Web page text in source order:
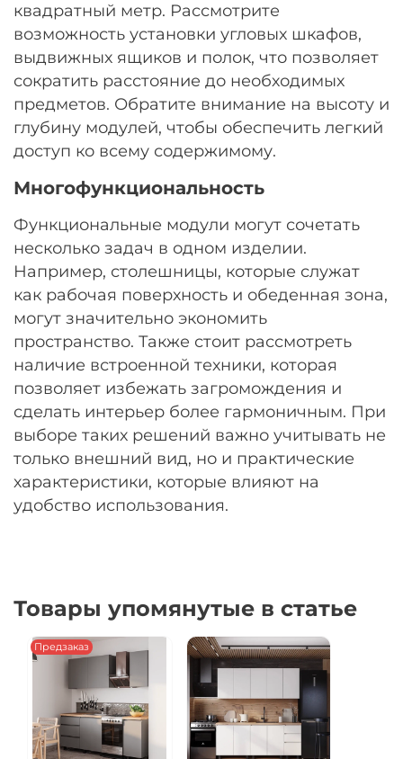
квадратный метр. Рассмотрите
возможность установки угловых шкафов,
выдвижных ящиков и полок, что позволяет
сократить расстояние до необходимых
предметов. Обратите внимание на высоту и
глубину модулей, чтобы обеспечить легкий
доступ ко всему содержимому.
Многофункциональность
Функциональные модули могут сочетать
несколько задач в одном изделии.
Например, столешницы, которые служат
как рабочая поверхность и обеденная зона,
могут значительно экономить
пространство. Также стоит рассмотреть
наличие встроенной техники, которая
позволяет избежать загромождения и
сделать интерьер более гармоничным. При
выборе таких решений важно учитывать не
только внешний вид, но и практические
характеристики, которые влияют на
удобство использования.
Товары упомянутые в статье
Предзаказ